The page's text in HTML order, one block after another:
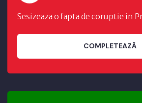
Sesizeaza o fapta de coruptie in
COMPLETEAZĂ